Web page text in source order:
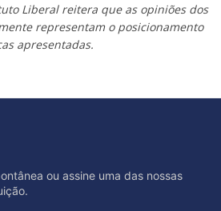
Liberal reitera que as opiniões dos
representam o posicionamento
apresentadas.
ou assine uma das nossas